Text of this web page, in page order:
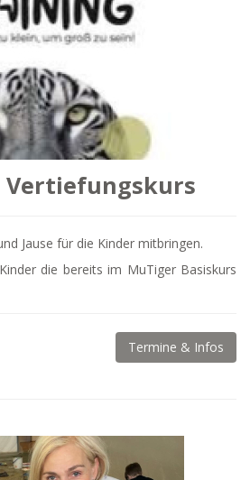
Vertiefungskurs
Jause für die Kinder mitbringen.
die bereits im MuTiger Basiskurs
Termine & Infos